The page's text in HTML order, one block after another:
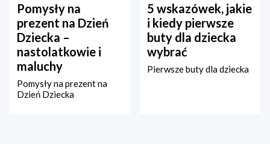
Pomysły na
prezent na Dzień
Dziecka –
nastolatkowie i
maluchy
Pomysły na prezent na
Dzień Dziecka
5 wskazówek, jakie
i kiedy pierwsze
buty dla dziecka
wybrać
Pierwsze buty dla dziecka